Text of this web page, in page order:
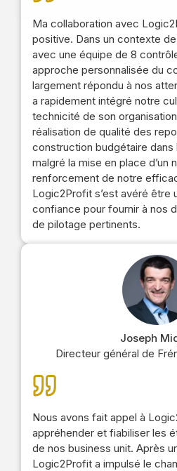
Ma collaboration avec
positive. Dans un contexte
avec une équipe de 8
approche personnalisée du
largement répondu à nos
a rapidement intégré notre
technicité de son
réalisation de qualité des
construction budgétaire
malgré la mise en place d’un
renforcement de notre
Logic2Profit s’est avéré être
confiance pour fournir à nos
de pilotage pertinents.
Joseph
Directeur général de
Nous avons fait appel à
appréhender et fiabiliser les
de nos business unit. Après
Logic2Profit a impulsé le